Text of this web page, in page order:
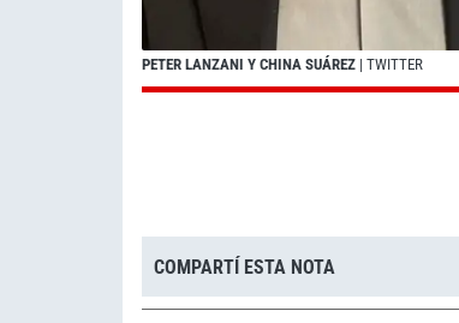
PETER LANZANI Y CHINA SUÁREZ | TWITTER
COMPARTÍ ESTA NOTA